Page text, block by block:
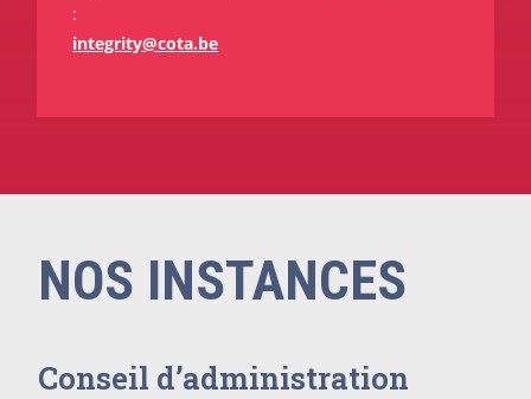
:
integrity@cota.be
NOS INSTANCES
Conseil d’administration​